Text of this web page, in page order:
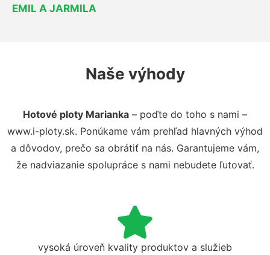
EMIL A JARMILA
Naše výhody
Hotové ploty Marianka – poďte do toho s nami –
www.i-ploty.sk. Ponúkame vám prehľad hlavných výhod
a dôvodov, prečo sa obrátiť na nás. Garantujeme vám,
že nadviazanie spolupráce s nami nebudete ľutovať.
vysoká úroveň kvality produktov a služieb